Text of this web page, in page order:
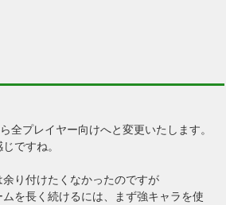
全プレイヤー向けへと変更いたします。
ですね。
り付けたくなかったのですが
を長く続けるには、まず強キャラを使